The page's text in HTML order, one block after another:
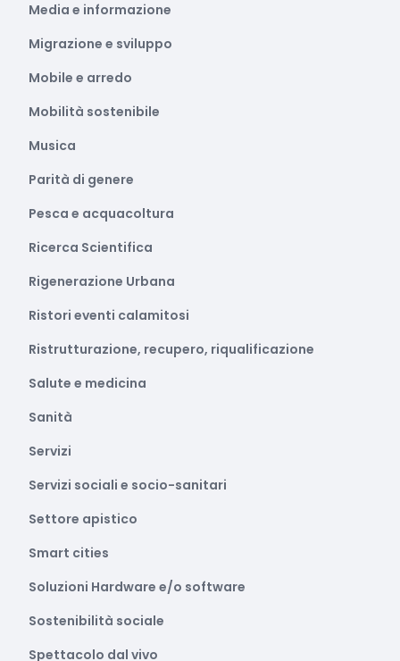
Media e informazione
Migrazione e sviluppo
Mobile e arredo
Mobilità sostenibile
Musica
Parità di genere
Pesca e acquacoltura
Ricerca Scientifica
Rigenerazione Urbana
Ristori eventi calamitosi
Ristrutturazione, recupero, riqualificazione
Salute e medicina
Sanità
Servizi
Servizi sociali e socio-sanitari
Settore apistico
Smart cities
Soluzioni Hardware e/o software
Sostenibilità sociale
Spettacolo dal vivo